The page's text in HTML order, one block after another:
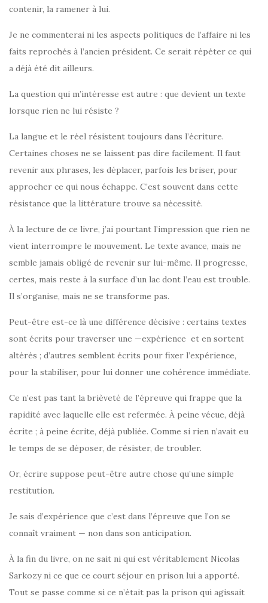
contenir, la ramener à lui.
Je ne commenterai ni les aspects politiques de l’affaire ni les
faits reprochés à l’ancien président. Ce serait répéter ce qui
a déjà été dit ailleurs.
La question qui m’intéresse est autre : que devient un texte
lorsque rien ne lui résiste ?
La langue et le réel résistent toujours dans l’écriture.
Certaines choses ne se laissent pas dire facilement. Il faut
revenir aux phrases, les déplacer, parfois les briser, pour
approcher ce qui nous échappe. C’est souvent dans cette
résistance que la littérature trouve sa nécessité.
À la lecture de ce livre, j’ai pourtant l’impression que rien ne
vient interrompre le mouvement. Le texte avance, mais ne
semble jamais obligé de revenir sur lui-même. Il progresse,
certes, mais reste à la surface d’un lac dont l’eau est trouble.
Il s’organise, mais ne se transforme pas.
Peut-être est-ce là une différence décisive : certains textes
sont écrits pour traverser une —expérience et en sortent
altérés ; d’autres semblent écrits pour fixer l’expérience,
pour la stabiliser, pour lui donner une cohérence immédiate.
Ce n’est pas tant la brièveté de l’épreuve qui frappe que la
rapidité avec laquelle elle est refermée. À peine vécue, déjà
écrite ; à peine écrite, déjà publiée. Comme si rien n’avait eu
le temps de se déposer, de résister, de troubler.
Or, écrire suppose peut-être autre chose qu’une simple
restitution.
Je sais d’expérience que c’est dans l’épreuve que l’on se
connaît vraiment — non dans son anticipation.
À la fin du livre, on ne sait ni qui est véritablement Nicolas
Sarkozy ni ce que ce court séjour en prison lui a apporté.
Tout se passe comme si ce n’était pas la prison qui agissait